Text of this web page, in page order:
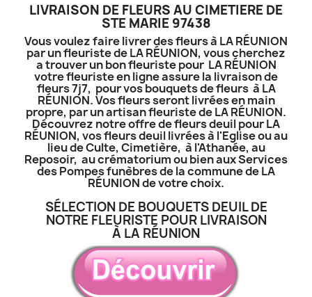
LIVRAISON DE FLEURS AU CIMETIERE DE
STE MARIE 97438
Vous voulez faire livrer des fleurs à LA RÉUNION
par un fleuriste de LA RÉUNION, vous cherchez
a trouver un bon fleuriste pour LA RÉUNION
votre fleuriste en ligne assure la livraison de
fleurs 7j7, pour vos bouquets de fleurs à LA
RÉUNION. Vos fleurs seront livrées en main
propre, par un artisan fleuriste de LA RÉUNION.
Découvrez notre offre de fleurs deuil pour LA
RÉUNION, vos fleurs deuil livrées à l'Eglise ou au
lieu de Culte, Cimetière, à l'Athanée, au
Reposoir, au crématorium ou bien aux Services
des Pompes funèbres de la commune de LA
RÉUNION de votre choix.
SÉLECTION DE BOUQUETS DEUIL DE
NOTRE FLEURISTE POUR LIVRAISON
À LA RÉUNION